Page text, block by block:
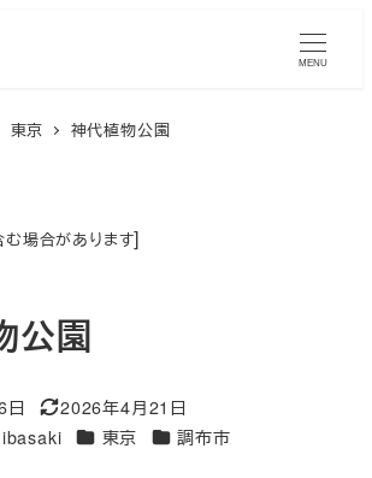
MENU
東京 神代植物公園
場合があります]
公園
日
更新日
2026年4月21日
エリア東京 エリア調布市